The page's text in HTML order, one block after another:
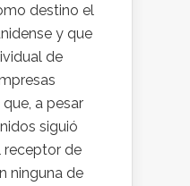
destino el
y que
de
a pesar
siguió
receptor de
ninguna de